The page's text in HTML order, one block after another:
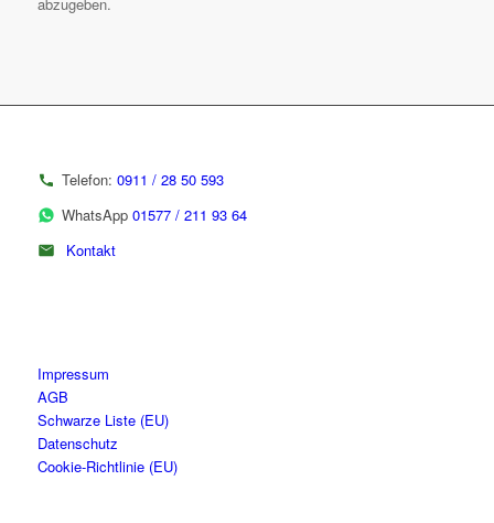
Telefon: 0911 / 28 50 593
WhatsApp 01577 / 211 93 64
Kontakt
Impressum
AGB
Schwarze Liste (EU)
Datenschutz
Cookie-Richtlinie (EU)